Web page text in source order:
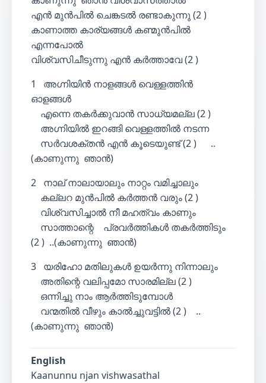
എന്‍ മുന്‍പില്‍ ചെങ്കടല്‍ രണ്ടാകുന്നു (2 )
കാണാത്ത കാര്യങ്ങള്‍ കണ്മുന്‍പില്‍
എന്നപോല്‍
വിശ്വസിചീടുന്നു എന്‍ കര്‍ത്താവേ (2 )
1 അഗ്നിയിന്‍ നാളങ്ങള്‍ വെള്ളത്തിന്‍
ഓളങ്ങള്‍
എന്നെ തകര്‍ക്കുവാന്‍ സാധ്യമല്ല (2 )
അഗ്നിയില്‍ ഇറങ്ങി വെള്ളത്തില്‍ നടന്ന
സര്‍വശക്തന്‍ എന്‍ കൂടെയുണ്ട് (2 ) ..
(കാണുന്നു ഞാന്‍)
2 നാല് നാലായാലും നാറ്റം വമിച്ചാലും
കല്ലറ മുന്‍പില്‍ കര്‍ത്തന്‍ വരും (2 )
വിശ്വസിച്ചാല്‍ നീ മഹത്വം കാണും
സാത്താന്റെ പ്രവര്‍ത്തികള്‍ തകര്‍ത്തിടും
(2 ) ..(കാണുന്നു ഞാന്‍)
3 യരിഹോ മതിലുകള്‍ ഉയര്‍ന്നു നിന്നാലും
അതിന്റെ വലിപ്പമോ സാരമില്ല (2 )
ഒന്നിച്ചു നാം ആര്‍ത്തിടുമ്പോള്‍
വന്മതില്‍ വീഴും കാല്‍ച്ചുവട്ടില്‍ (2 ) ..
(കാണുന്നു ഞാന്‍)
English
Kaanunnu njan vishwasathal